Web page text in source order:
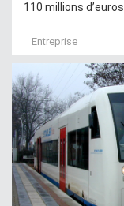
110 millions d’euros...
Entreprise